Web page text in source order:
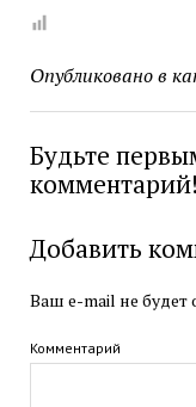
Опубликовано в
Будьте
комментарий!
Добавить
Ваш e-mail не будет
Комментарий